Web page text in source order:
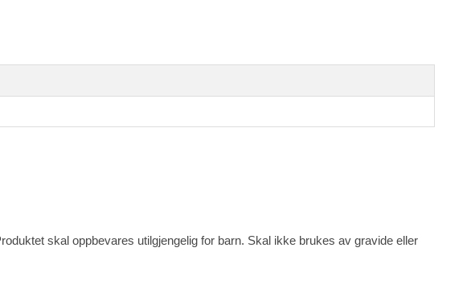
skal oppbevares utilgjengelig for barn. Skal ikke brukes av gravide eller